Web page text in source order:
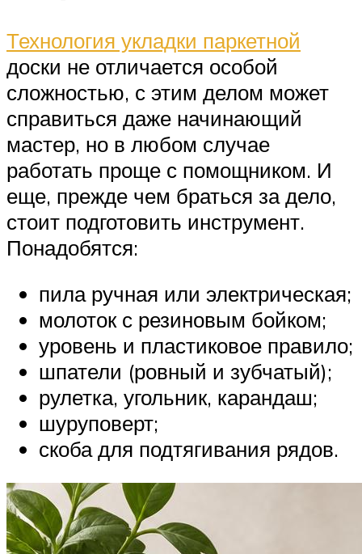
Технология укладки паркетной
доски не отличается особой
сложностью, с этим делом может
справиться даже начинающий
мастер, но в любом случае
работать проще с помощником. И
еще, прежде чем браться за дело,
стоит подготовить инструмент.
Понадобятся:
пила ручная или электрическая;
молоток с резиновым бойком;
уровень и пластиковое правило;
шпатели (ровный и зубчатый);
рулетка, угольник, карандаш;
шуруповерт;
скоба для подтягивания рядов.